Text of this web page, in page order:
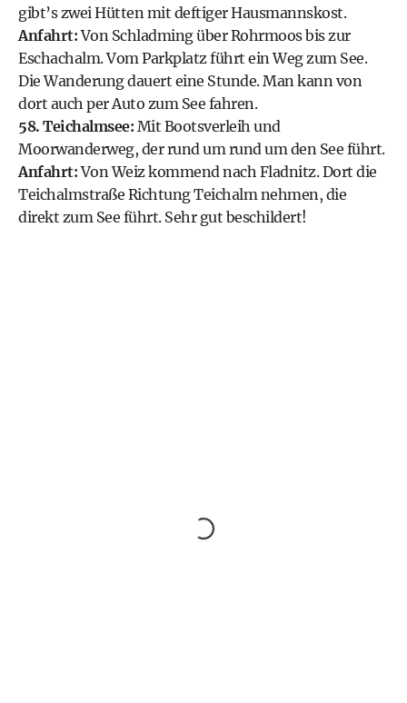
gibt’s zwei Hütten mit deftiger Hausmannskost.
Anfahrt:Von Schladmingüber Rohrmoos bis zur
Eschachalm. Vom Parkplatz führt ein Weg zum See.
Die Wanderung dauert eine Stunde. Man kann von
dort auch per Auto zum See fahren.
58. Teichalmsee: Mit Bootsverleih und
Moorwanderweg, der rund um rund um den See führt.
Anfahrt:Von Weiz kommend nach Fladnitz. Dort die
Teichalmstraße Richtung Teichalm nehmen, die
direkt zum See führt. Sehr gut beschildert!